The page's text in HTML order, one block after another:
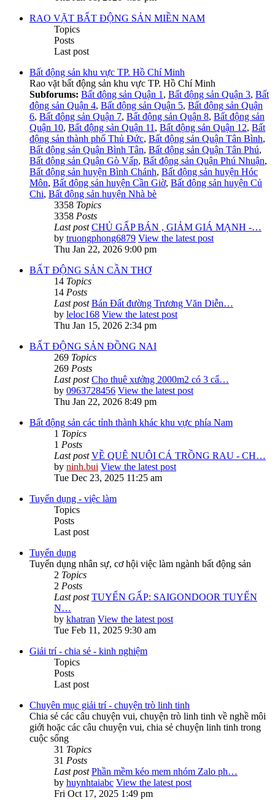
RAO VẶT BẤT ĐỘNG SẢN MIỀN NAM
Topics
Posts
Last post
Bất động sản khu vực TP. Hồ Chí Minh
Rao vặt bất động sản khu vực TP. Hồ Chí Minh
Subforums: Bất động sản Quận 1 , Bất động sản Quận 3, Bất
động sản Quận 4, Bất động sản Quận 5, Bất động sản Quận
6, Bất động sản Quận 7, Bất động sản Quận 8, Bất động sản
Quận 10, Bất động sản Quận 11 , Bất động sản Quận 12, Bất
động sản thành phố Thủ Đức, Bất động sản Quận Tân Bình,
Bất động sản Quận Bình Tân, Bất động sản Quận Tân Phú,
Bất động sản Quận Gò Vấp, Bất động sản Quận Phú Nhuận,
Bất động sản huyện Bình Chánh, Bất động sản huyện Hóc
Môn, Bất động sản huyện Cần Giờ, Bất động sản huyện Củ
Chi, Bất động sản huyện Nhà bè
3358 Topics
3358 Posts
Last post CHỦ GẤP BÁN , GIẢM GIÁ MẠNH -…
by truongphong6879 View the latest post
Thu Jan 22, 2026 9:00 pm
BẤT ĐỘNG SẢN CẦN THƠ
14 Topics
14 Posts
Last post Bán Đất đường Trương Văn Diễn…
by leloc168 View the latest post
Thu Jan 15, 2026 2:34 pm
BẤT ĐỘNG SẢN ĐỒNG NAI
269 Topics
269 Posts
Last post Cho thuê xưởng 2000m2 có 3 cẩ…
by 0963728456 View the latest post
Thu Jan 22, 2026 8:49 pm
Bất động sản các tỉnh thành khác khu vực phía Nam
1 Topics
1 Posts
Last post VỀ QUÊ NUÔI CÁ TRỒNG RAU - CH…
by ninh.bui View the latest post
Tue Dec 23, 2025 11:25 am
Tuyển dụng - việc làm
Topics
Posts
Last post
Tuyển dụng
Tuyển dụng nhân sự, cơ hội việc làm ngành bất động sản
2 Topics
2 Posts
Last post TUYỂN GẤP: SAIGONDOOR TUYỂN
N…
by khatran View the latest post
Tue Feb 11, 2025 9:30 am
Giải trí - chia sẻ - kinh nghiệm
Topics
Posts
Last post
Chuyên mục giải trí - chuyện trò linh tinh
Chia sẻ các câu chuyện vui, chuyện trò linh tinh về nghề môi
giới hoặc các câu chuyện vui, chia sẻ chuyện linh tinh trong
cuộc sống
31 Topics
31 Posts
Last post Phần mềm kéo mem nhóm Zalo ph…
by huynhtaiabc View the latest post
Fri Oct 17, 2025 1:49 pm